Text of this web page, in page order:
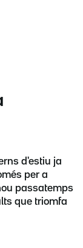
d'estiu ja
per a
passatemps
que triomfa